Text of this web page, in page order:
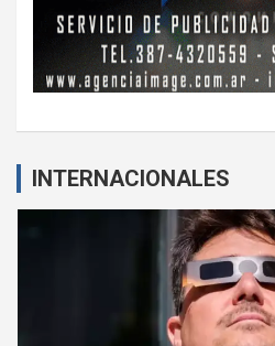
INTERNACIONALES